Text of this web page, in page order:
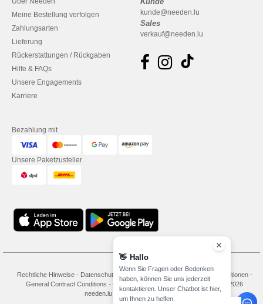
Meine Bestellung verfolgen
Zahlungsarten
Lieferung
Rückerstattungen / Rückgaben
Hilfe & FAQs
Unsere Engagements
Karriere
kunde@needen.lu
Sales
verkauf@needen.lu
Bezahlung mit
Unsere Paketzusteller
Rechtliche Hinweise- Datenschutzbestimmungen Bedingungen und Konditionen-
General Contract Conditions - Cookie-Richtlinie Site Map
Copyright 2026
needen.lu - Alle Rechte vorbehalten
👋 Hallo
Wenn Sie Fragen oder Bedenken
haben, können Sie uns jederzeit
kontaktieren. Unser Chatbot ist hier,
um Ihnen zu helfen.